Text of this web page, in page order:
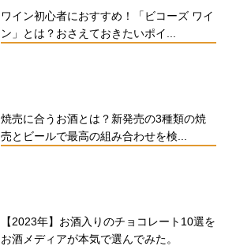
ワイン初心者におすすめ！「ビコーズ ワイ
ン」とは？おさえておきたいポイ...
焼売に合うお酒とは？新発売の3種類の焼
売とビールで最高の組み合わせを検...
【2023年】お酒入りのチョコレート10選を
お酒メディアが本気で選んでみた。